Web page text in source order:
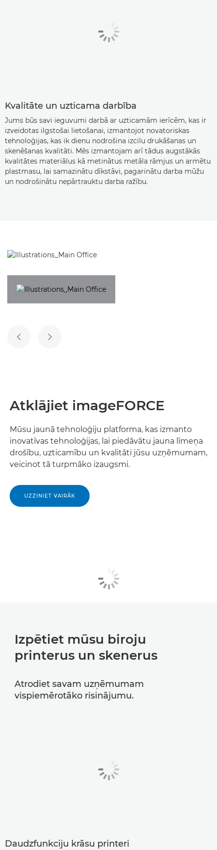
Kvalitāte un uzticama darbība
Jums būs savi ieguvumi darbā ar uzticamām ierīcēm, kas ir
izveidotas ilgstošai lietošanai, izmantojot novatoriskas
tehnoloģijas, kas ik dienu nodrošina izcilu drukāšanas un
skenēšanas kvalitāti. Mēs izmantojam arī tādus augstākās
kvalitātes materiālus kā metinātus metāla rāmjus un armētu
plastmasu, lai samazinātu dīkstāvi, pagarinātu darba mūžu
un nodrošinātu nepārtrauktu darba ražību.
IEPRIEKŠĒJAIS SLAIDS
NĀKAMAIS SLAIDS
Atklājiet imageFORCE
Mūsu jaunā tehnoloģiju platforma, kas izmanto
inovatīvas tehnoloģijas, lai piedāvātu jauna līmeņa
drošību, uzticamību un kvalitāti jūsu uzņēmumam,
veicinot tā turpmāko izaugsmi.
UZZINIET VAIRĀK
Izpētiet mūsu biroju
printerus un skenerus
Atrodiet savam uzņēmumam
vispiemērotāko risinājumu.
Daudzfunkciju krāsu printeri